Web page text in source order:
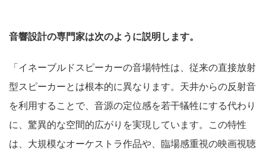
音響設計の専門家は次のように説明します。
「イネーブルドスピーカーの音場特性は、従来の直接放射
型スピーカーとは根本的に異なります。天井からの反射音
を利用することで、音源の定位感を若干犠牲にする代わり
に、驚異的な空間的広がりを実現しています。この特性
は、大規模なオーケストラ作品や、臨場感重視の映画視聴